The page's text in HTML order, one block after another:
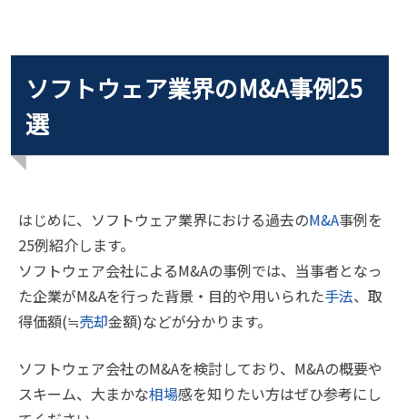
ソフトウェア業界のM&A事例25
選
はじめに、ソフトウェア業界における過去のM&A事例を
25例紹介します。
ソフトウェア会社によるM&Aの事例では、当事者となっ
た企業がM&Aを行った背景・目的や用いられた手法、取
得価額(≒売却金額)などが分かります。
ソフトウェア会社のM&Aを検討しており、M&Aの概要や
スキーム、大まかな相場感を知りたい方はぜひ参考にし